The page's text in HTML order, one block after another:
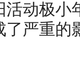
活动极小
了严重的